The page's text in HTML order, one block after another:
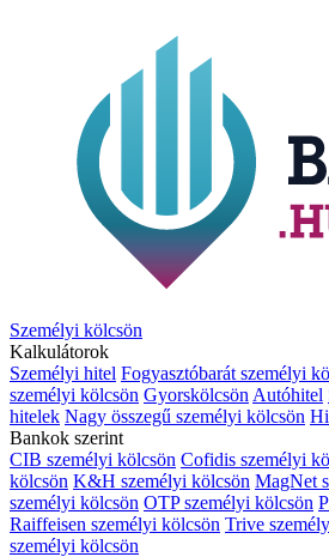
Személyi kölcsön
Kalkulátorok
Személyi hitel Fogyasztóbarát személyi
személyi kölcsön Gyorskölcsön Autóhitel
hitelek Nagy összegű személyi kölcsön
Bankok szerint
CIB személyi kölcsön Cofidis személyi
kölcsön K&H személyi kölcsön MagNet
személyi kölcsön OTP személyi kölcsön
Raiffeisen személyi kölcsön Trive
személyi kölcsön